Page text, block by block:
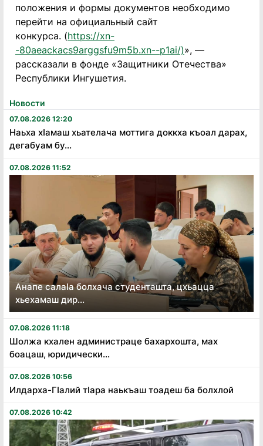
Новости
07.08.2026 12:20
Наьха хӏамаш хьателача моттига доккха къоал дарах,
дегабуам бу...
07.08.2026 11:52
Анапе салаӏа болхача студенташта, цхьацца
хьехамаш дир...
07.08.2026 11:18
Шолжа кхален администраце бахархошта, мах
боацаш, юридически...
07.08.2026 10:56
Илдарха-Гӏалий тӏара наькъаш тоадеш ба болхлой
07.08.2026 10:42
положения и формы документов необходимо
перейти на официальный сайт
конкурса. (https://xn-
-80aeackacs9arggsfu9m5b.xn--p1ai/)», —
рассказали в фонде «Защитники Отечества»
Республики Ингушетия.